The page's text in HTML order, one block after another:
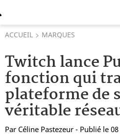
ACCUEIL MARQUES
Twitch lance
fonction qui
plateforme de
véritable
Par Céline Pastezeur - Publié le